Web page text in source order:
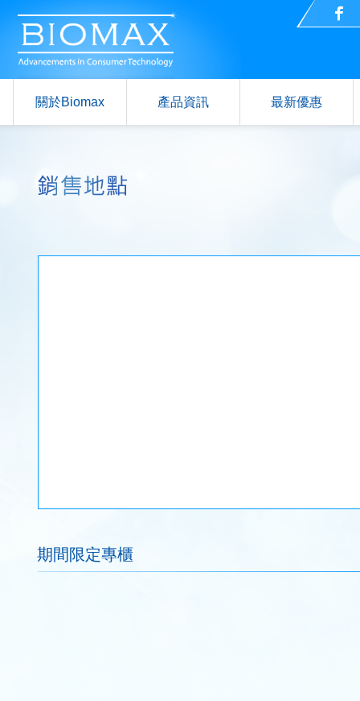
關於Biomax 產品資訊 最新優惠
期間限定專櫃